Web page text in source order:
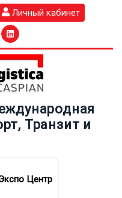
Личный кабинет
Транзит и
Центр